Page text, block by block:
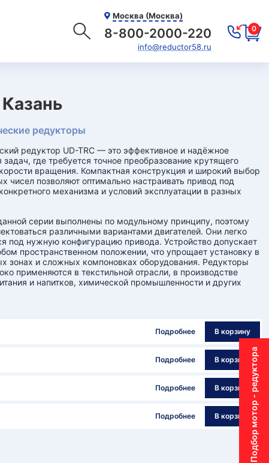
Москва (Москва)
8-800-2000-220
info@reductor58.ru
0
Подбор мотор - редуктора
редукторы
редуктор UD-TRC — это эффективное и надёжное
где требуется точное преобразование крутящего
вращения. Компактная конструкция и широкий выбор
чисел позволяют оптимально настраивать привод под
механизма и условий эксплуатации в разных
серии выполнены по модульному принципу, поэтому
различными вариантами двигателей. Они легко
под нужную конфигурацию привода. Устройство допускает
пространственном положении, что упрощает установку в
зонах и сложных компоновках оборудования. Редукторы
применяются в текстильной отрасли, в производстве
и напитков, химической промышленности и других
Подробнее В корзину
Подробнее В корзину
Подробнее В корзину
Подробнее В корзину